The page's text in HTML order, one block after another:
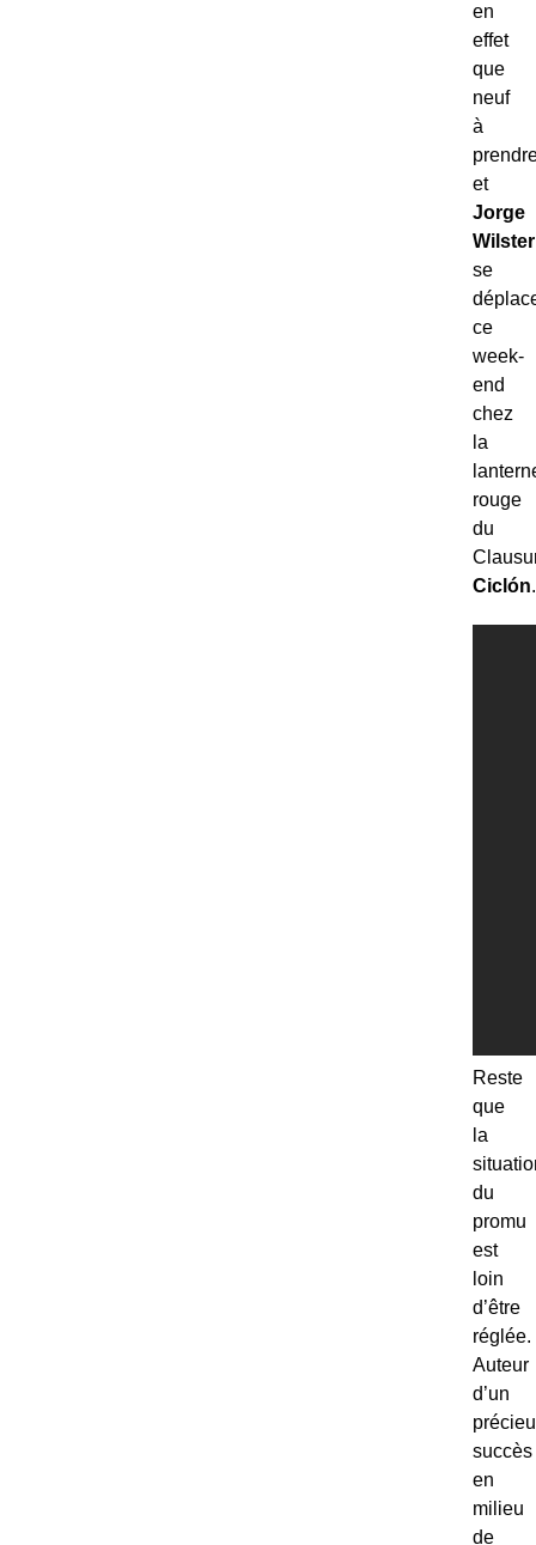
en
effet
que
neuf
à
et
Jorge
se
ce
week-
end
chez
la
rouge
du
Ciclón.
Reste
que
la
du
promu
est
loin
d’être
réglée.
Auteur
d’un
succès
en
milieu
de